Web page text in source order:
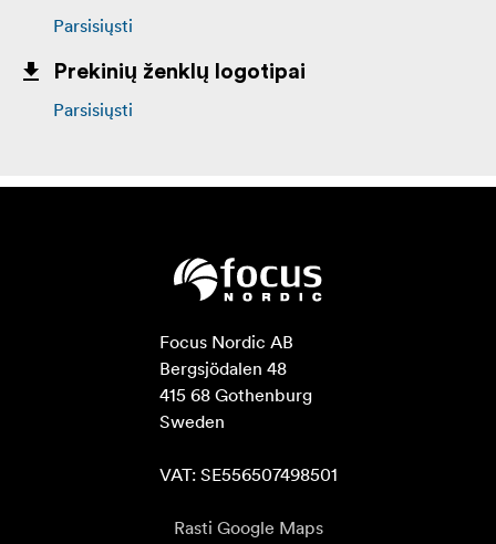
Parsisiųsti
Prekinių ženklų logotipai
Parsisiųsti
Focus Nordic AB
Bergsjödalen 48
415 68 Gothenburg
Sweden
VAT: SE556507498501
Rasti Google Maps